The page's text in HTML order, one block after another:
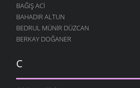
BAĞIŞ ACI
BAHADIR ALTUN
BEDRUL MÜNIR DÜZCAN
BERKAY DOĞANER
C